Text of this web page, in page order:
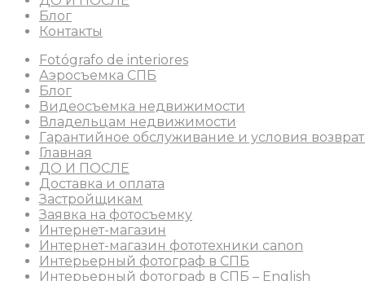
Блог
Контакты
Fotógrafo de interiores
Аэросъемка СПБ
Блог
Видеосъемка недвижимости
Владельцам недвижимости
Гарантийное обслуживание и условия
Главная
ДО И ПОСЛЕ
Доставка и оплата
Застройщикам
Заявка на фотосъемку
Интернет-магазин
Интернет-магазин фототехники canon
Интерьерный фотограф в СПБ
Интерьерный фотограф в СПБ – English